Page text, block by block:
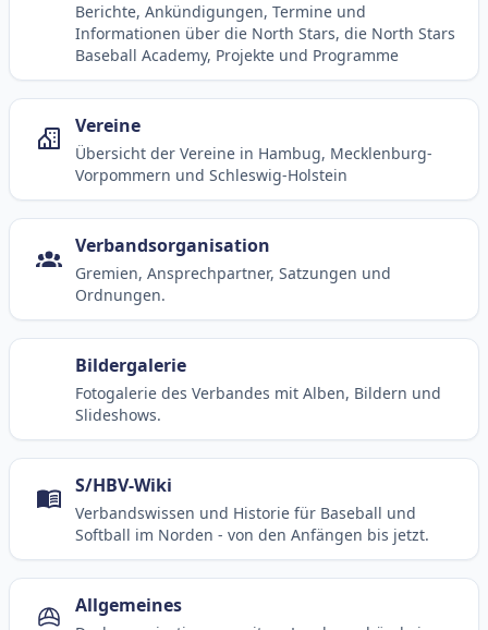
Berichte, Ankündigungen, Termine und
Informationen über die North Stars, die North Stars
Baseball Academy, Projekte und Programme
Vereine
Übersicht der Vereine in Hambug, Mecklenburg-
Vorpommern und Schleswig-Holstein
Verbandsorganisation
Gremien, Ansprechpartner, Satzungen und
Ordnungen.
Bildergalerie
Fotogalerie des Verbandes mit Alben, Bildern und
Slideshows.
S/HBV-Wiki
Verbandswissen und Historie für Baseball und
Softball im Norden - von den Anfängen bis jetzt.
Allgemeines